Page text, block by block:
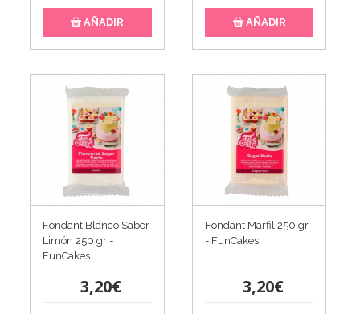
AÑADIR AÑADIR
Fondant Blanco Sabor
Limón 250 gr -
FunCakes
3,20€
Fondant Marfil 250 gr
- FunCakes
3,20€